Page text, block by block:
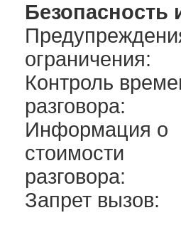
Безопасность
ограничения:
Контроль
разговора:
Информация о
стоимости
разговора:
Запрет вызов: